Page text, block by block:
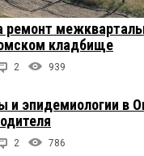
ремонт
кладбище
2 939
и эпидемиологии в
2 786